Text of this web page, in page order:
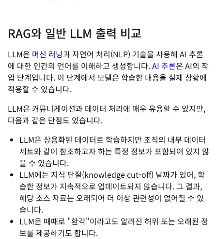
RAG와 일반 LLM 출력 비교
LLM은 머신 러닝과 자연어 처리(NLP) 기술을 사용해 AI 추론
에 대한 인간의 언어를 이해하고 생성합니다.AI 추론은 AI의 작
업 단계입니다. 이 단계에서 모델은 학습한 내용을 실제 상황에
적용할 수 있습니다.
LLM은 커뮤니케이션과 데이터 처리에 매우 유용할 수 있지만,
다음과 같은 단점도 있습니다.
LLM은 상용화된 데이터로 학습하지만 조직의 내부 데이터
세트와 같이 참조하고자 하는 특정 정보가 포함되어 있지 않
을 수 있습니다.
LLM에는 지식 단절(knowledge cut-off) 날짜가 있어, 학
습한 정보가 지속적으로 업데이트되지 않습니다. 그 결과,
해당 소스 자료는 오래되어 더 이상 관련성이 없어질 수 있
습니다.
LLM은 때때로 "환각"이라고도 알려진 허위 또는 오래된 정
보를 제공하기도 합니다.